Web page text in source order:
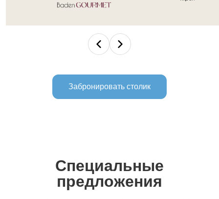
Забронировать столик
Специальные
предложения